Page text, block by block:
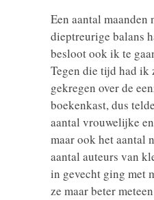
Een aantal maanden
dieptreurige balans
besloot ook ik te
Tegen die tijd had ik
gekregen over de
boekenkast, dus
aantal vrouwelijke
maar ook het aantal
aantal auteurs van
in gevecht ging met
ze maar beter